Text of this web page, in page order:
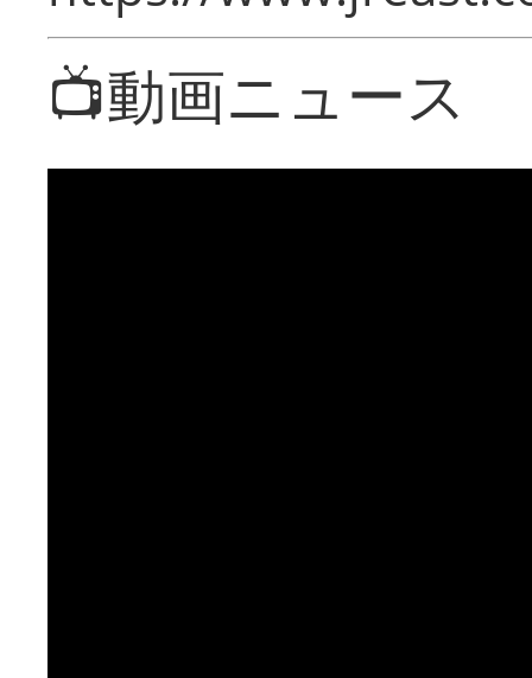
📺動画ニュース